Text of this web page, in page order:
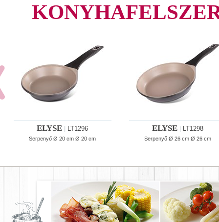
ELYSE LT1296
Serpenyő Ø 20 cm Ø 20 cm
ELYSE LT1298
Serpenyő Ø 26 cm Ø 26 cm